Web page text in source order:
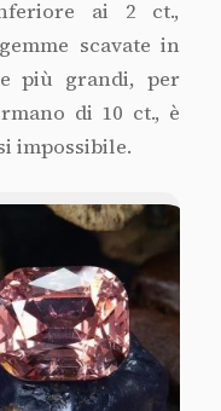
ai 2 ct.,
scavate in
più grandi, per
di 10 ct., è
impossibile.